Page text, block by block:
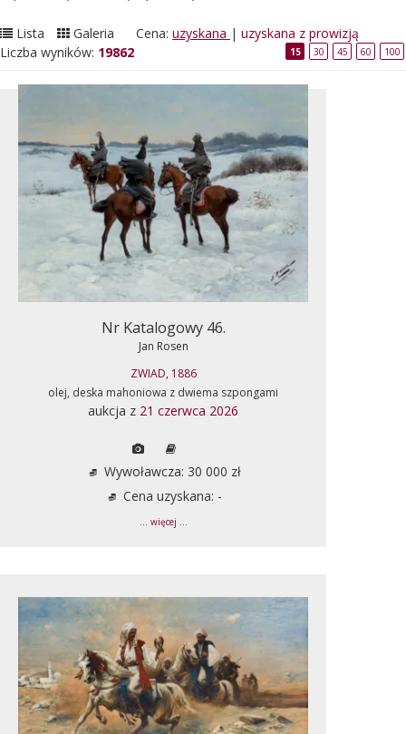
Lista Galeria Cena: uzyskana | uzyskana z prowizją
Liczba wyników: 19862 15 30 45 60 100
Nr Katalogowy 46.
Jan Rosen
ZWIAD, 1886
olej, deska mahoniowa z dwiema szpongami
aukcja z 21 czerwca 2026
Wywoławcza: 30 000 zł
Cena uzyskana: -
... więcej ...